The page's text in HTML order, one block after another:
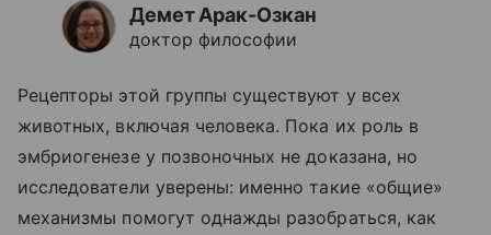
Демет Арак-Озкан
доктор философии
Рецепторы этой группы существуют у всех
животных, включая человека. Пока их роль в
эмбриогенезе у позвоночных не доказана, но
исследователи уверены: именно такие «общие»
механизмы помогут однажды разобраться, как